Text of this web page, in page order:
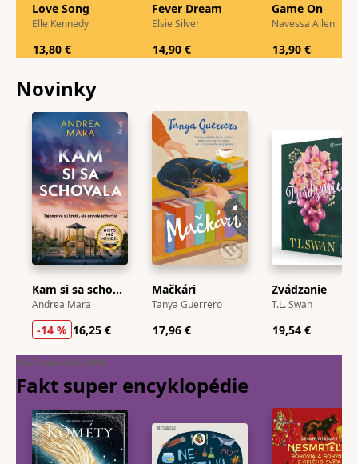
Love Song
Elle Kennedy
13,80 €
Fever Dream
Elsie Silver
14,90 €
Game On
Navessa Allen
13,90 €
Novinky
Kam si sa schovala
Andrea Mara
-14 % 16,25 €
Mačkári
Tanya Guerrero
17,96 €
Zvádzanie
T.L. Swan
19,54 €
Prečítané leto 2026
Fakt super encyklopédie